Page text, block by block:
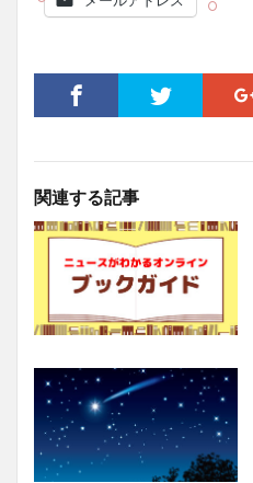
関連する記事